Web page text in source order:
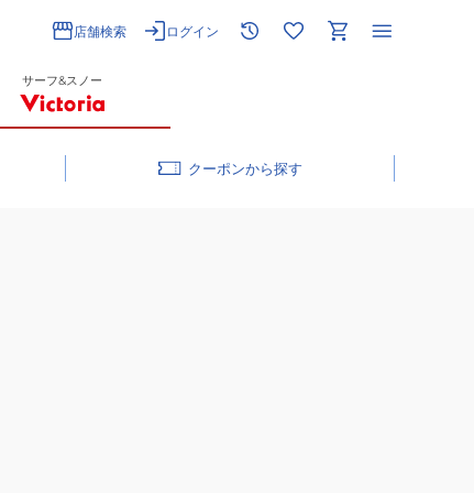
店舗検索 ログイン
サーフ&スノー
クーポン